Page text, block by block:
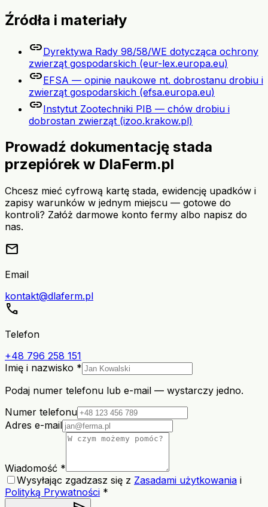
Źródła i materiały
linkDyrektywa Rady 98/58/WE dotycząca ochrony
zwierząt gospodarskich (eur-lex.europa.eu)
linkEFSA — opinie naukowe nt. dobrostanu drobiu i
zwierząt gospodarskich (efsa.europa.eu)
linkInstytut Zootechniki PIB — chów drobiu i
dobrostan zwierząt (izoo.krakow.pl)
Prowadź dokumentację stada
przepiórek w DlaFerm.pl
Chcesz mieć cyfrową kartę stada, ewidencję upadków i
zapisy warunków w jednym miejscu — gotowe do
kontroli? Załóż darmowe konto fermy albo napisz do
nas.
mail
Email
kontakt@dlaferm.pl
call
Telefon
+48 796 258 151
Imię i nazwisko *
Podaj numer telefonu lub e-mail — wystarczy jedno.
Numer telefonu
Adres e-mail
Wiadomość *
Wysyłając zgadzasz się z Zasadami użytkowania i
Polityką Prywatności *